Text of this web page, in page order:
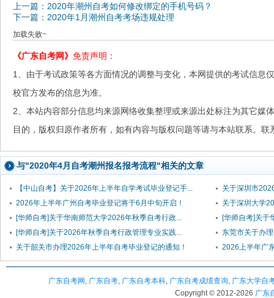
上一篇：2020年潮州自考如何修改绑定的手机号码？
下一篇：2020年1月潮州自考考场违规处理
加载失败~
《广东自考网》 免责声明：
1、由于考试政策等各方面情况的调整与变化，本网提供的考试信息
校官方发布的信息为准。
2、本站内容部分信息均来源网络收集整理或来源出处标注为其它媒
目的，版权归原作者所有，如有内容与版权问题等请与本站联系。
与"2020年4月自考潮州报名报考流程"相关的文章
【中山自考】关于2026年上半年自学考试毕业登记手...
关于深圳市
2026年上半年广州自考毕业登记将于6月中旬开启！
关于深圳大学
[华师自考]关于华南师范大学2026年秋季自考行政...
[华师自考]关于
[华师自考]关于2026年秋季自考行政管理专业实践...
东莞市关于办
关于韶关市办理2026年上半年自考毕业登记的通知！
2026上半年广
广东自考网 , 广东自考, 广东自考本科, 广东自考成绩查询, 广东大学自
Copyright © 2012-2026 广东